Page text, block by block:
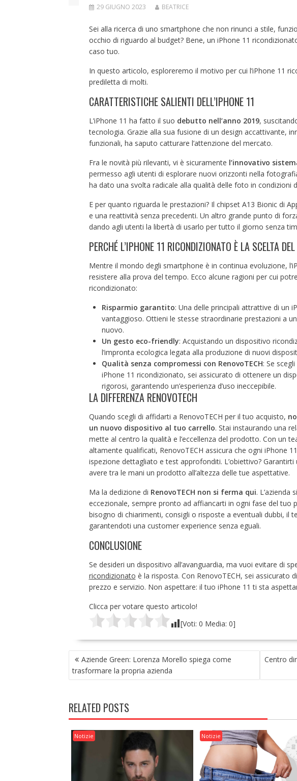
29 GIUGNO 2023 BEATRICE
Sei alla ricerca di uno smartphone che non rinunci a stile,
occhio di riguardo al budget? Bene, un iPhone 11
caso tuo.
In questo articolo, esploreremo il motivo per cui l’iPhone 11
prediletta di molti.
CARATTERISTICHE SALIENTI DELL’IPHONE 11
L’iPhone 11 ha fatto il suo debutto nell’anno 2019,
tecnologia. Grazie alla sua fusione di un design accattivante,
funzionali, ha saputo catturare l’attenzione del mercato.
Fra le novità più rilevanti, vi è sicuramente l’innovativo
permesso agli utenti di esplorare nuovi orizzonti nella
ha dato una svolta radicale alla qualità delle foto in condizioni
E per quanto riguarda le prestazioni? Il chipset A13 Bionic di
e una reattività senza precedenti. Un altro grande punto di
dando agli utenti la libertà di usarlo per tutto il giorno senza
PERCHÉ L’IPHONE 11 RICONDIZIONATO È LA SCELTA
Mentre il mondo degli smartphone è in continua evoluzione,
resistere alla prova del tempo. Ecco alcune ragioni per cui
ricondizionato:
Risparmio garantito: Una delle principali attrattive di un
vantaggioso. Ottieni le stesse straordinarie prestazioni a
nuovo.
Un gesto eco-friendly: Acquistando un dispositivo
l’impronta ecologica legata alla produzione di nuovi
Qualità senza compromessi con RenovoTECH: Se
iPhone 11 ricondizionato, sei assicurato di ottenere un
rigorosi, garantendo un’esperienza d’uso ineccepibile.
LA DIFFERENZA RENOVOTECH
Quando scegli di affidarti a RenovoTECH per il tuo acquisto,
un nuovo dispositivo al tuo carrello. Stai instaurando una
mette al centro la qualità e l’eccellenza del prodotto. Con un
altamente qualificati, RenovoTECH assicura che ogni iPhone
ispezione dettagliato e test approfonditi. L’obiettivo?
avere tra le mani un prodotto all’altezza delle tue aspettative.
Ma la dedizione di RenovoTECH non si ferma qui. L’azienda
eccezionale, sempre pronto ad affiancarti in ogni fase del tuo
bisogno di chiarimenti, consigli o risposte a eventuali dubbi, il
garantendoti una customer experience senza eguali.
CONCLUSIONE
Se desideri un dispositivo all’avanguardia, ma vuoi evitare di
ricondizionato è la risposta. Con RenovoTECH, sei assicurato
prezzo e servizio. Non aspettare: il tuo iPhone 11 ti sta
Clicca per votare questo articolo!
[Voti: 0 Media: 0]
NAVIGAZIONE
ARTICOLI
Aziende Green: Lorenza Morello spiega come
trasformare la propria azienda
Centro
RELATED POSTS
Notizie Notizie